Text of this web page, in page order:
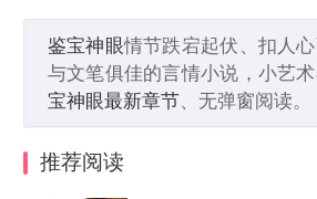
鉴宝神眼情节跌宕起伏、扣人
与文笔俱佳的言情小说，小艺
宝神眼最新章节、无弹窗阅读。
推荐阅读